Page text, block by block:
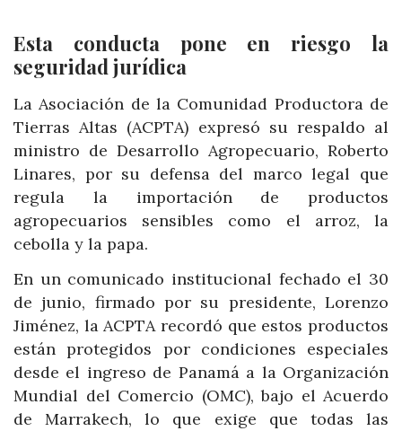
Esta conducta pone en riesgo la
seguridad jurídica
La Asociación de la Comunidad Productora de
Tierras Altas (ACPTA) expresó su respaldo al
ministro de Desarrollo Agropecuario, Roberto
Linares, por su defensa del marco legal que
regula la importación de productos
agropecuarios sensibles como el arroz, la
cebolla y la papa.
En un comunicado institucional fechado el 30
de junio, firmado por su presidente, Lorenzo
Jiménez, la ACPTA recordó que estos productos
están protegidos por condiciones especiales
desde el ingreso de Panamá a la Organización
Mundial del Comercio (OMC), bajo el Acuerdo
de Marrakech, lo que exige que todas las